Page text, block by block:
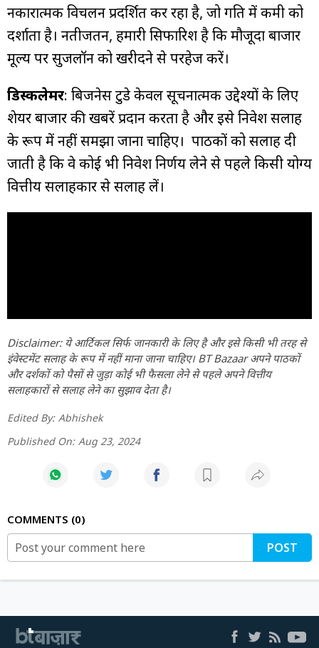
नकारात्मक विचलन प्रदर्शित कर रहा है, जो गति में कमी को
दर्शाता है। नतीजतन, हमारी सिफारिश है कि मौजूदा बाजार
मूल्य पर सुजलॉन को खरीदने से परहेज करें।
डिस्कलेमर: बिजनेस टुडे केवल सूचनात्मक उद्देश्यों के लिए
शेयर बाजार की खबरें प्रदान करता है और इसे निवेश सलाह
के रूप में नहीं समझा जाना चाहिए। पाठकों को सलाह दी
जाती है कि वे कोई भी निवेश निर्णय लेने से पहले किसी योग्य
वित्तीय सलाहकार से सलाह लें।
Disclaimer: ये आर्टिकल सिर्फ जानकारी के लिए है और इसे किसी भी तरह से
इंवेस्टमेंट सलाह के रूप में नहीं माना जाना चाहिए। BT Bazaar अपने पाठकों
और दर्शकों को पैसों से जुड़ा कोई भी फैसला लेने से पहले अपने वित्तीय
सलाहकारों से सलाह लेने का सुझाव देता है।
Edited By: Abhishek
Published On: Aug 23, 2024
COMMENTS 0
POST